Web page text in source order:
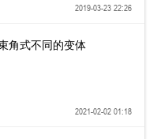
2019-03-23 22:26
角式不同的变体
2021-02-02 01:18